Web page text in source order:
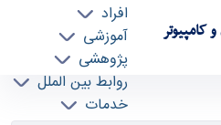
کامپیوتر
افراد
آموزشی
پژوهشی
روابط بین الملل
خدمات
آرشیو اطلاعیه ها - ece- دانشکده مهندسی برق و